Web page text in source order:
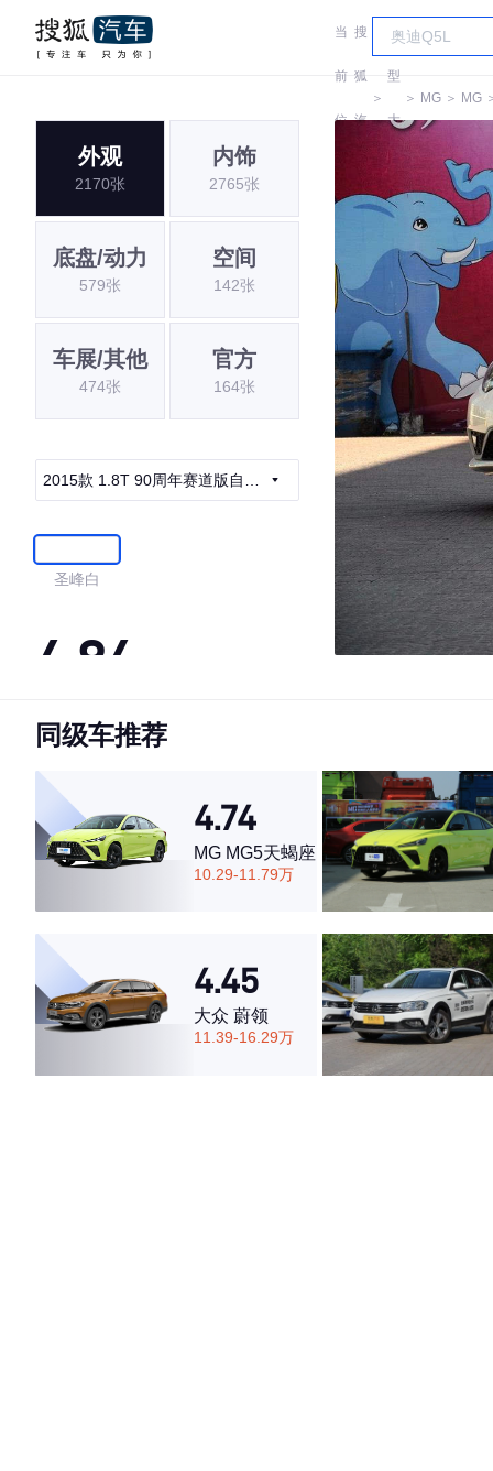
当
前
位
搜
狐
汽
＞
车
型
大
全
＞ MG ＞ MG
外观
2170张
内饰
2765张
底盘/动力
579张
空间
142张
车展/其他
474张
官方
164张
2015款 1.8T 90周年赛道版自动
圣峰白
4.84
·外观表现较为优秀，优于87%同级车
·空间表现较为优秀，优于84%同级车
同级车推荐
4.74
MG MG5天蝎座
10.29-11.79万
4.45
大众 蔚领
11.39-16.29万